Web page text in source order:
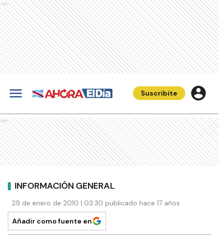
Ads
Suscribite
Ads
INFORMACIÓN GENERAL
29 de enero de 2010 | 03:30 publicado hace 17 años
Añadir como fuente en